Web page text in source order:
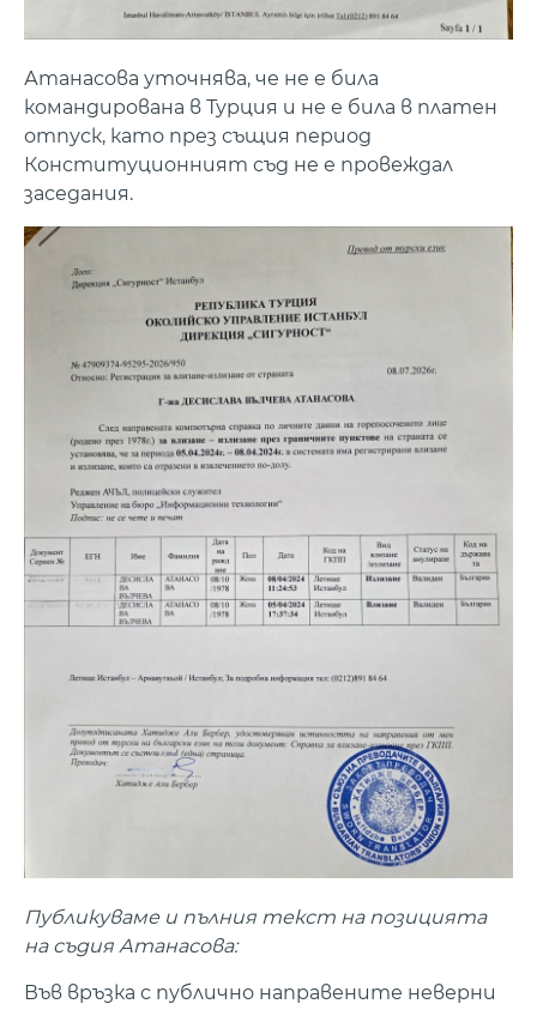
Атанасова уточнява, че не е била
командирована в Турция и не е била в платен
отпуск, като през същия период
Конституционният съд не е провеждал
заседания.
Публикуваме и пълния текст на позицията
на съдия Атанасова:
Във връзка с публично направените неверни